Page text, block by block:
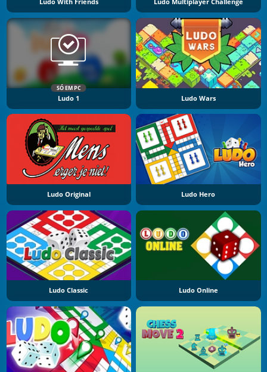
Ludo With Friends Ludo Multiplayer Challenge
SÓ EM PC
Ludo 1 Ludo Wars
Ludo Original Ludo Hero
Ludo Classic Ludo Online